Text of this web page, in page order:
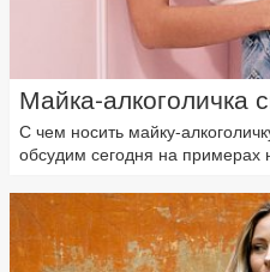
Майка-алкоголичка
С чем носить майку-
обсудим сегодня на примерах